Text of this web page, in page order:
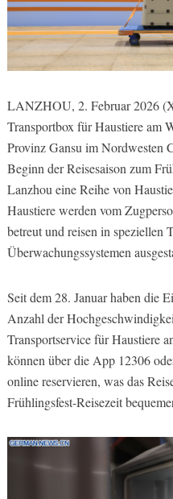
LANZHOU, 2. Februar 2026
Transportbox für Haustiere am
Provinz Gansu im Nordwesten
Beginn der Reisesaison zum
Lanzhou eine Reihe von
Haustiere werden vom
betreut und reisen in speziellen
Überwachungssystemen
Seit dem 28. Januar haben die
Anzahl der
Transportservice für Haustiere
können über die App 12306
online reservieren, was das
Frühlingsfest-Reisezeit